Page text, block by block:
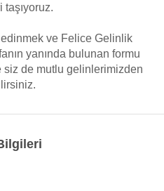
edinmek ve Felice Gelinlik
yanında bulunan formu
siz de mutlu gelinlerimizden